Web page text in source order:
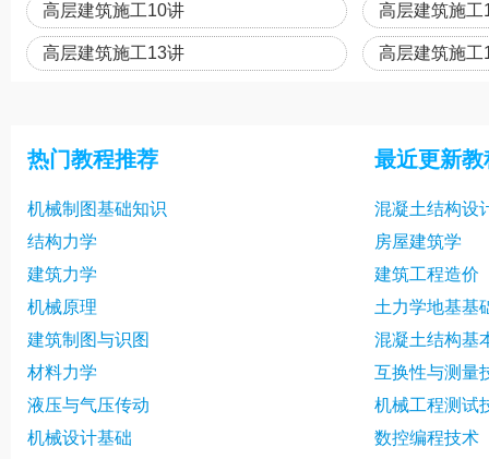
高层建筑施工10讲 高层建筑施工
高层建筑施工13讲 高层建筑施工
热门教程推荐
机械制图基础知识
结构力学
建筑力学
机械原理
建筑制图与识图
材料力学
液压与气压传动
机械设计基础
最近更新教
混凝土结构设
房屋建筑学
建筑工程造价
土力学地基基
混凝土结构基
互换性与测量
机械工程测试
数控编程技术